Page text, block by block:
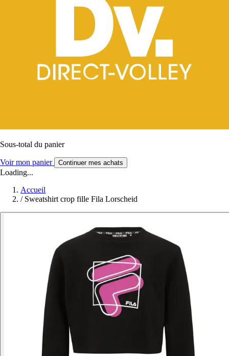
Sous-total du panier
Voir mon panier Continuer mes achats
Loading...
Accueil
/ Sweatshirt crop fille Fila Lorscheid